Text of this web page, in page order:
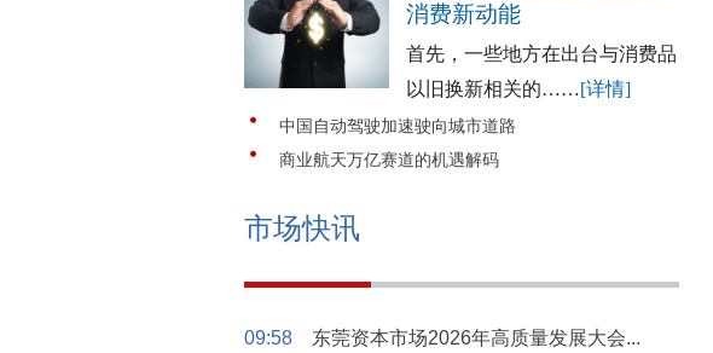
消费新动能
首先，一些地方在出台与消费品
以旧换新相关的……[详情]
中国自动驾驶加速驶向城市道路
商业航天万亿赛道的机遇解码
市场快讯
09:58
东莞资本市场2026年高质量发展大会...